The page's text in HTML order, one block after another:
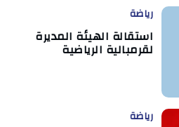
رياضة
استقالة الهيئة المديرة
لقرمبالية الرياضية
رياضة